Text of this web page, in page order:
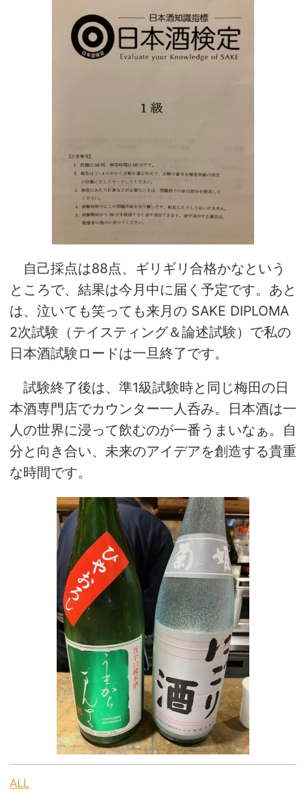
自己採点は88点、ギリギリ合格かなという
ところで、結果は今月中に届く予定です。あと
は、泣いても笑っても来月の SAKE DIPLOMA
2次試験（テイスティング＆論述試験）で私の
日本酒試験ロードは一旦終了です。
試験終了後は、準1級試験時と同じ梅田の日
本酒専門店でカウンター一人呑み。日本酒は一
人の世界に浸って飲むのが一番うまいなぁ。自
分と向き合い、未来のアイデアを創造する貴重
な時間です。
ALL